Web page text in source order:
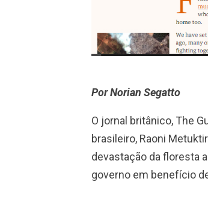
Por Norian Segatto
O jornal britânico, The
brasileiro, Raoni
devastação da floresta
governo em benefício